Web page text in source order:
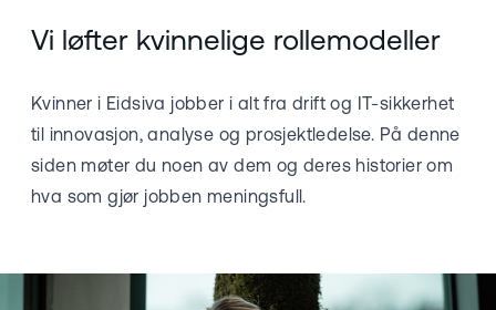
Vi løfter kvinnelige rollemodeller
Kvinner i Eidsiva jobber i alt fra drift og IT-sikkerhet
til innovasjon, analyse og prosjektledelse. På denne
siden møter du noen av dem og deres historier om
hva som gjør jobben meningsfull.